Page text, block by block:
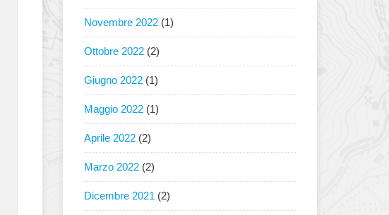
Novembre 2022 (1)
Ottobre 2022 (2)
Giugno 2022 (1)
Maggio 2022 (1)
Aprile 2022 (2)
Marzo 2022 (2)
Dicembre 2021 (2)